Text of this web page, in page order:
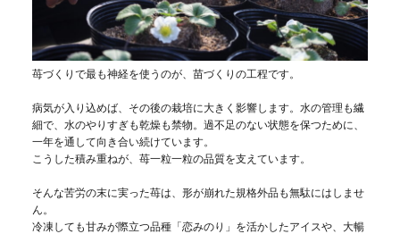
苺づくりで最も神経を使うのが、苗づくりの工程です。
病気が入り込めば、その後の栽培に大きく影響します。水の管理も繊
細で、水のやりすぎも乾燥も禁物。過不足のない状態を保つために、
一年を通して向き合い続けています。
こうした積み重ねが、苺一粒一粒の品質を支えています。
そんな苦労の末に実った苺は、形が崩れた規格外品も無駄にはしませ
ん。
冷凍しても甘みが際立つ品種「恋みのり」を活かしたアイスや、大暢